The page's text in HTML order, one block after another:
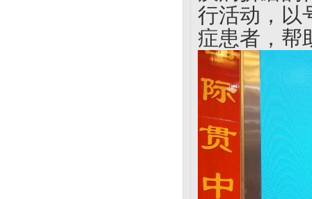
行活动，以
症患者，帮